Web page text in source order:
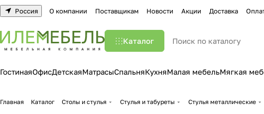
Россия О компании Поставщикам Новости Акции Доставка
Каталог
ГостинаяОфисДетскаяМатрасыСпальняКухняМалая мебельМягкая
Главная Каталог Столы и стулья Стулья и табуреты Стулья металлические